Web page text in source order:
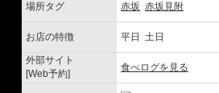
場所タグ 赤坂 赤坂見附
お店の特徴 平日 土日
外部サイト
[Web予約]
食べログを見る